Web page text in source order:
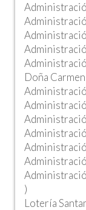
Doña
)
Lotería